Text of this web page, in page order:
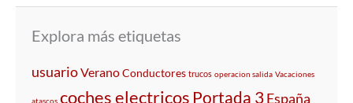
Explora más etiquetas
usuarioVeranoConductores trucos operacion salida Vacaciones
atascos coches electricos Portada 3España